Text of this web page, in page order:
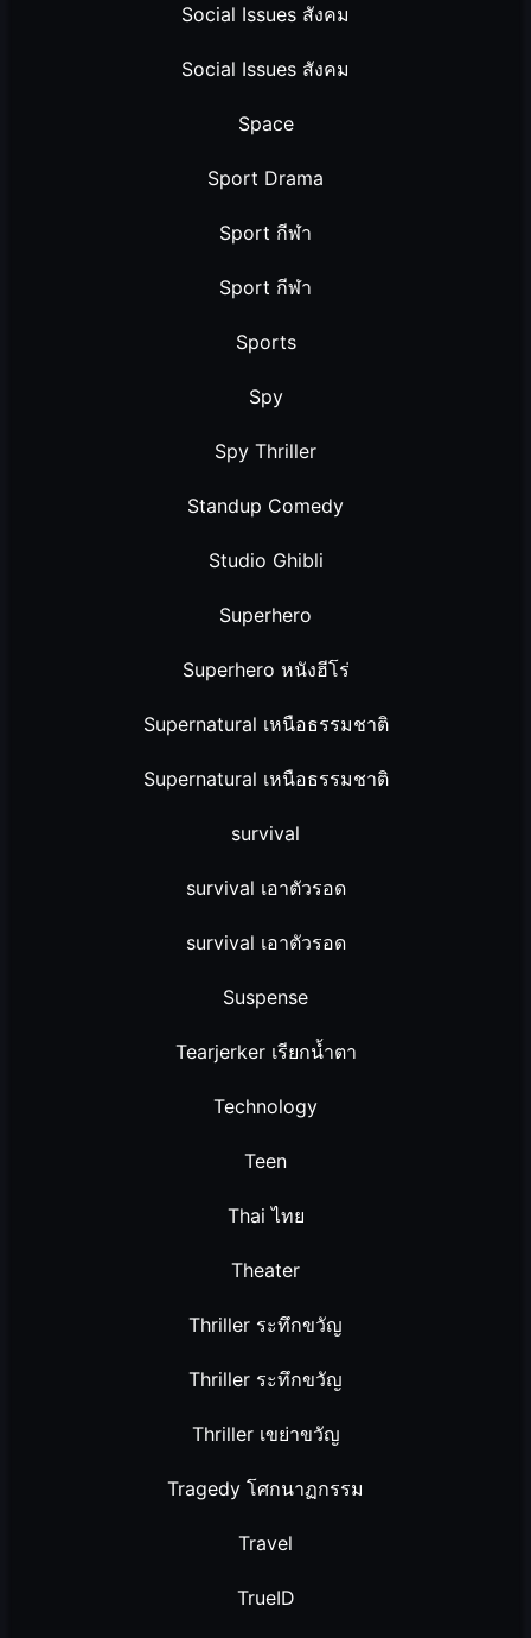
Social Issues สังคม
Social Issues สังคม
Space
Sport Drama
Sport กีฬา
Sport กีฬา
Sports
Spy
Spy Thriller
Standup Comedy
Studio Ghibli
Superhero
Superhero หนังฮีโร่
Supernatural เหนือธรรมชาติ
Supernatural เหนือธรรมชาติ
survival
survival เอาตัวรอด
survival เอาตัวรอด
Suspense
Tearjerker เรียกน้ำตา
Technology
Teen
Thai ไทย
Theater
Thriller ระทึกขวัญ
Thriller ระทึกขวัญ
Thriller เขย่าขวัญ
Tragedy โศกนาฏกรรม
Travel
TrueID